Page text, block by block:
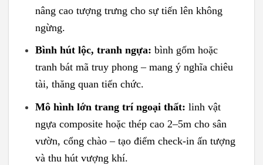
nâng cao tượng trưng cho sự tiến lên không
ngừng.
Bình hút lộc, tranh ngựa: bình gốm hoặc
tranh bát mã truy phong – mang ý nghĩa chiêu
tài, thăng quan tiến chức.
Mô hình lớn trang trí ngoại thất: linh vật
ngựa composite hoặc thép cao 2–5m cho sân
vườn, cổng chào – tạo điểm check-in ấn tượng
và thu hút vượng khí.